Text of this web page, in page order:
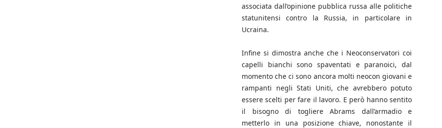
associata dall’opinione pubblica russa alle politiche
statunitensi contro la Russia, in particolare in
Ucraina.
Infine si dimostra anche che i Neoconservatori coi
capelli bianchi sono spaventati e paranoici, dal
momento che ci sono ancora molti neocon giovani e
rampanti negli Stati Uniti, che avrebbero potuto
essere scelti per fare il lavoro. E però hanno sentito
il bisogno di togliere Abrams dall’armadio e
metterlo in una posizione chiave, nonostante il